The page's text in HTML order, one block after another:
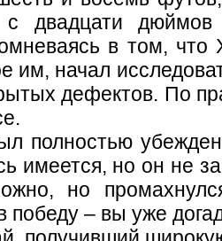
двадцати дюймов
в том, что
им, начал
дефектов. По
полностью
имеется, но он не
но
победу – вы уже